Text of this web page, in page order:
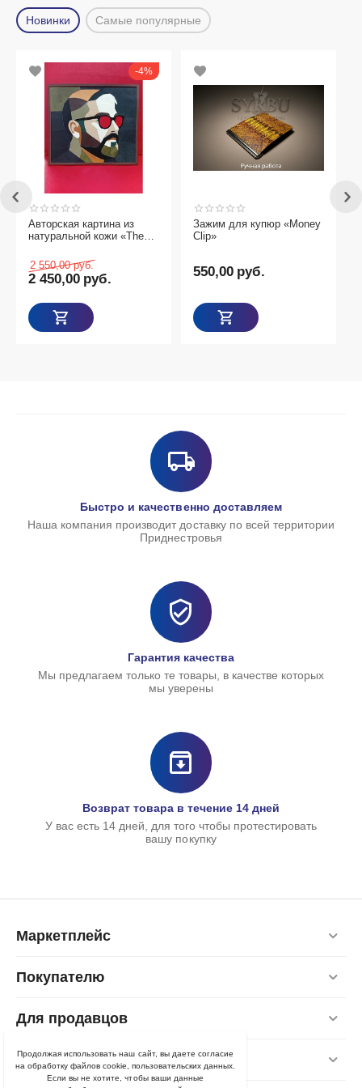
Новинки Самые популярные
4%
Авторская картина из
натуральной кожи «The
2 550,00 руб.
2 450,00 руб.
Зажим для купюр «Money
Clip»
550,00 руб.
Быстро и качественно доставляем
Наша компания производит доставку по всей территории
Приднестровья
Гарантия качества
Мы предлагаем только те товары, в качестве которых
мы уверены
Возврат товара в течение 14 дней
У вас есть 14 дней, для того чтобы протестировать
вашу покупку
Маркетплейс
Покупателю
Для продавцов
Контакты
Продолжая использовать наш сайт, вы даете согласие
на обработку файлов cookie, пользовательских данных.
Если вы не хотите, чтобы ваши данные